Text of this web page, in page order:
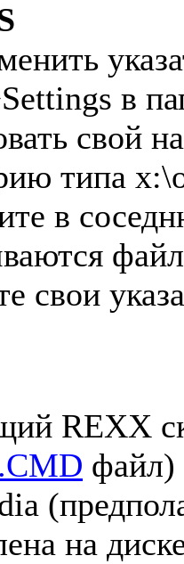
в
свой
типа
в
свои
REXX
файл)
на